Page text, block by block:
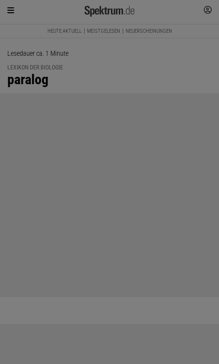
HEUTE AKTUELL MEISTGELESEN NEUERSCHEINUNGEN
Lesedauer ca. 1 Minute
LEXIKON DER BIOLOGIE
:
paralog